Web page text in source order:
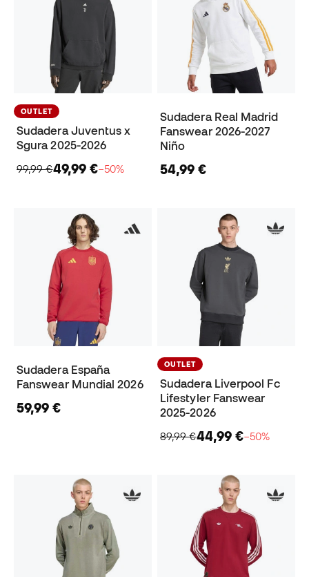
OUTLET
Sudadera Juventus x
Sgura 2025-2026
99,99 €49,99 €−50%
Sudadera Real Madrid
Fanswear 2026-2027
Niño
54,99 €
Sudadera España
Fanswear Mundial 2026
59,99 €
OUTLET
Sudadera Liverpool Fc
Lifestyler Fanswear
2025-2026
89,99 €44,99 €−50%